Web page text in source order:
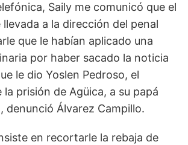
Saily me comunicó que el
a la dirección del penal
que le habían aplicado una
por haber sacado la noticia
le dio Yoslen Pedroso, el
la prisión de Agüica, a su papá
denunció Álvarez Campillo.
en recortarle la rebaja de